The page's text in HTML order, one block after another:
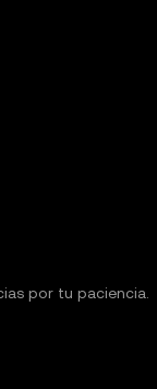
por tu paciencia.